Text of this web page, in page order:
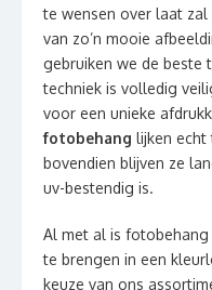
te wensen over laat
van zo’n mooie
gebruiken we de beste
techniek is volledig
voor een unieke
fotobehang lijken echt
bovendien blijven ze
uv-bestendig is.
Al met al is
te brengen in een
keuze van ons